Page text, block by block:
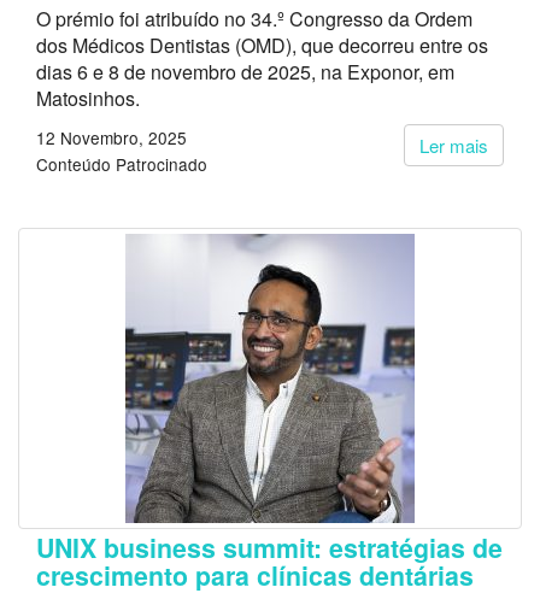
O prémio foi atribuído no 34.º Congresso da Ordem
dos Médicos Dentistas (OMD), que decorreu entre os
dias 6 e 8 de novembro de 2025, na Exponor, em
Matosinhos.
Ler mais
12 Novembro, 2025
Conteúdo Patrocinado
UNIX business summit: estratégias de
crescimento para clínicas dentárias